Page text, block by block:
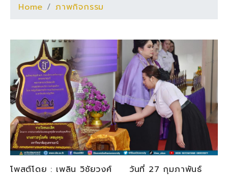
Home ภาพกิจกรรม
โพสต์โดย : เพลิน วิชัยวงศ์ วันที่ 27 กุมภาพันธ์